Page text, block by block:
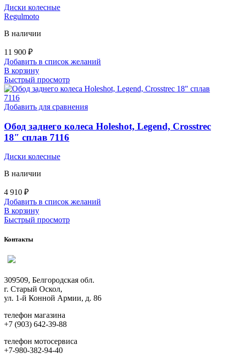
Диски колесные
Regulmoto
В наличии
11 900 ₽
Добавить в список желаний
В корзину
Быстрый просмотр
Добавить для сравнения
Обод заднего колеса Holeshot, Legend, Crosstrec
18″ сплав 7116
Диски колесные
В наличии
4 910 ₽
Добавить в список желаний
В корзину
Быстрый просмотр
Контакты
309509, Белгородская обл.
г. Старый Оскол,
ул. 1-й Конной Армии, д. 86
телефон магазина
+7 (903) 642-39-88
телефон мотосервиса
+7-980-382-94-40